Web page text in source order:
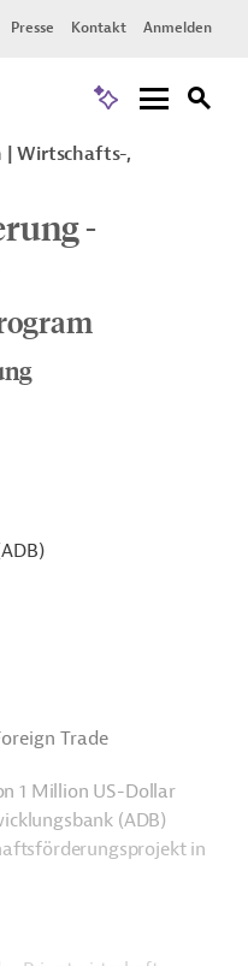
Presse Kontakt Anmelden
Wirtschafts-,
-
Trade
1 Million US-Dollar
(ADB)
in